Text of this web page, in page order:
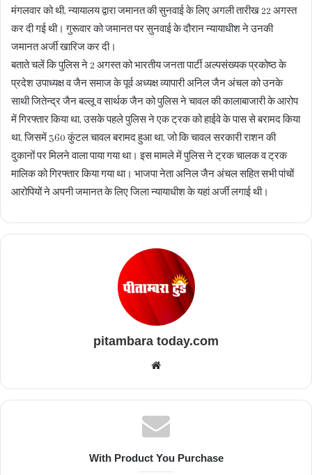
मंगलवार को थी, न्यायालय द्वारा जमानत की सुनवाई के लिए अगली तारीख 22 अगस्त
कर दी गई थी। गुरूवार को जमानत पर सुनवाई के दौरान न्यायाधीश ने उनकी
जमानत अर्जी खारिज कर दी।
बताते चलें कि पुलिस ने 2 अगस्त को भारतीय जनता पार्टी अल्पसंख्यक प्रकोष्ठ के
प्रदेश उपाध्यक्ष व जैन समाज के पूर्व अध्यक्ष व्यापारी अनिल जैन अंचल को उनके
साथी जितेन्द्र जैन बल्लू व सार्थक जैन को पुलिस ने चावल की कालाबाजारी के आरोप
में गिरफ्तार किया था, उसके पहले पुलिस ने एक ट्रक को हाईवे के पास से बरामद किया
था, जिसमें 360 कुंटल चावल बरामद हुआ था, जो कि चावल सरकारी राशन की
दुकानों पर मिलने वाला पाया गया था। इस मामले में पुलिस ने ट्रक चालक व ट्रक
मालिक को गिरफ्तार किया गया था। भाजपा नेता अनिल जैन अंचल सहित सभी पांचों
आरोपियों ने अपनी जमानत के लिए जिला न्यायाधीश के यहां अर्जी लगाई थी।
pitambara today.com
Website
With Product You Purchase